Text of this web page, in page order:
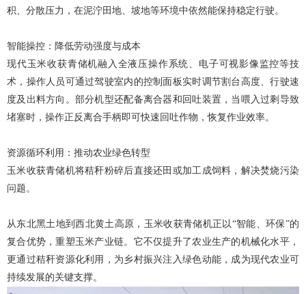
积、分散压力，在泥泞田地、坡地等环境中依然能保持稳定行驶。
智能操控：降低劳动强度与成本
现代玉米收获青储机融入全液压操作系统、电子可视影像监控等技
术，操作人员可通过驾驶室内的控制面板实时调节割台高度、行驶速
度及出料方向。部分机型还配备离合器和回吐装置，当喂入过剩导致
堵塞时，操作正反离合手柄即可快速回吐作物，恢复作业效率。
资源循环利用：推动农业绿色转型
玉米收获青储机将秸秆粉碎后直接还田或加工成饲料，解决焚烧污染
问题。
从东北黑土地到西北黄土高原，玉米收获青储机正以“智能、环保”的
复合优势，重塑玉米产业链。它不仅提升了农业生产的机械化水平，
更通过秸秆资源化利用，为乡村振兴注入绿色动能，成为现代农业可
持续发展的关键支撑。